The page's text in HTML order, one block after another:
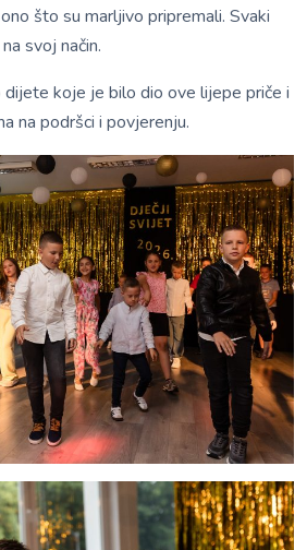
što su marljivo pripremali. Svaki
svoj način.
dijete koje je bilo dio ove lijepe priče i
na podršci i povjerenju.